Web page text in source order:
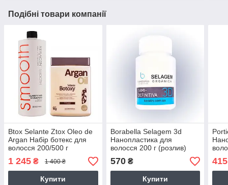
Подібні товари компанії
Btox Selante Ztox Oleo de
Argan Набір ботекс для
волосся 200/500 г
1 245 ₴ 1 400 ₴
Купити
Borabella Selagem 3d
Нанопластика для
волосся 200 г (розлив)
570₴
Купити
415